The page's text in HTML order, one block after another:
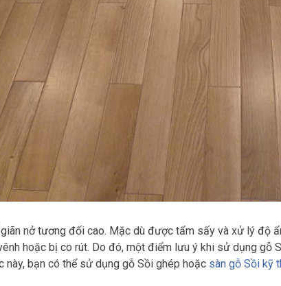
nở tương đối cao. Mặc dù được tẩm sấy và xử lý độ
hoặc bị co rút. Do đó, một điểm lưu ý khi sử dụng
này, bạn có thể sử dụng gỗ Sồi ghép hoặc sàn gỗ Sồi kỹ